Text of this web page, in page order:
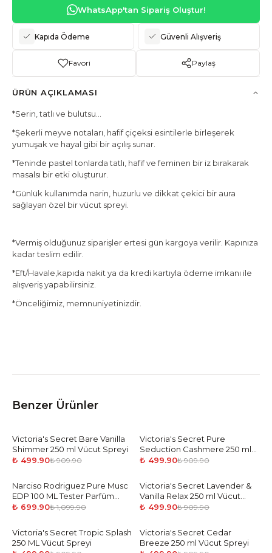
WhatsApp'tan Sipariş Oluştur!
Kapıda Ödeme Güvenli Alışveriş
Favori Paylaş
ÜRÜN AÇIKLAMASI
*Serin, tatlı ve bulutsu…
*Şekerli meyve notaları, hafif çiçeksi esintilerle birleşerek
yumuşak ve hayal gibi bir açılış sunar.
*Teninde pastel tonlarda tatlı, hafif ve feminen bir iz bırakarak
masalsı bir etki oluşturur.
*Günlük kullanımda narin, huzurlu ve dikkat çekici bir aura
sağlayan özel bir vücut spreyi.
*Vermiş olduğunuz siparişler ertesi gün kargoya verilir. Kapınıza
kadar teslim edilir.
*Eft/Havale,kapıda nakit ya da kredi kartıyla ödeme imkanı ile
alışveriş yapabilirsiniz.
*Önceliğimiz, memnuniyetinizdir.
Benzer Ürünler
-45%
Victoria's Secret Bare Vanilla
Shimmer 250 ml Vücut Spreyi
₺ 499.90₺ 909.90
-45%
Victoria's Secret Pure
Seduction Cashmere 250 ml
Vücut Spreyi
₺ 499.90₺ 909.90
-36%
Narciso Rodriguez Pure Musc
EDP 100 ML Tester Parfüm
Kadın
₺ 699.90₺ 1,099.90
-45%
Victoria's Secret Lavender &
Vanilla Relax 250 ml Vücut
Spreyi
₺ 499.90₺ 909.90
-45%
Victoria's Secret Tropic Splash
250 ML Vücut Spreyi
-45%
Victoria's Secret Cedar
Breeze 250 ml Vücut Spreyi